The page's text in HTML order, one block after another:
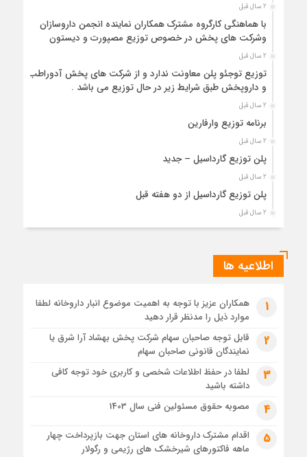
2 سال قبل
با هماهنگی کارگروه مشترک همکاران نماینده انجمن داروسازان
و‌شرکت های پخش در خصوص توزیع مصپورت و دیستون
2 سال قبل
توزیع توجئو پلن معاونت ندارد و از شرکت های پخش آدوراطب
و داروپخش طبق شرایط زیر در حال توزیع می باشد .
2 سال قبل
برنامه توزیع وارفارین
2 سال قبل
پلن توزیع گارداسیل – جدید
2 سال قبل
پلن توزیع گارداسیل از دو هفته قبل
2 سال قبل
لیست داروخانه های پرمصرف لانتوس
لیست توزیع وارفارین داروخانه های پرمصرف + متوسط مصرف با
درصد ثبت تیکت بالا
توزیع لانتوس و نوومیکس و نوورپید
اطلاعیه ها
1
همکاران عزیز با توجه به اهمیت موضوع انبار داروخانه لطفا
موارد ذیل را مدنظر قرار دهید
2
قابل توجه صاحبان سهام شرکت پخش بهشاد آرا شرق یا
نمایندگان قانونی صاحبان سهام
3
لطفا در حفظ اطلاعات شخصی و کاربری خود توجه کافی
داشته باشید
4 مصوبه حقوق مسئولین فنی سال 1403
5
اقدام مشترک داروخانه های استان جهت بازپرداخت چهار
ماهه فاکتورهای شیرخشک های رژیمی و رگولار